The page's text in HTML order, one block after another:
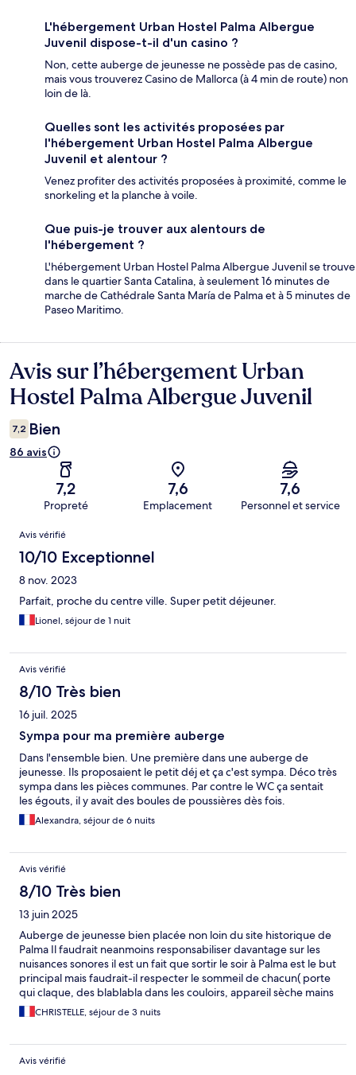
L'hébergement Urban Hostel Palma Albergue
Juvenil dispose-t-il d'un casino ?
Non, cette auberge de jeunesse ne possède pas de casino,
mais vous trouverez Casino de Mallorca (à 4 min de route) non
loin de là.
Quelles sont les activités proposées par
l'hébergement Urban Hostel Palma Albergue
Juvenil et alentour ?
Venez profiter des activités proposées à proximité, comme le
snorkeling et la planche à voile.
Que puis-je trouver aux alentours de
l'hébergement ?
L'hébergement Urban Hostel Palma Albergue Juvenil se trouve
dans le quartier Santa Catalina, à seulement 16 minutes de
marche de Cathédrale Santa María de Palma et à 5 minutes de
Paseo Maritimo.
Avis
Avis sur l’hébergement Urban
Hostel Palma Albergue Juvenil
7,2 Bien
86 avis
7,2
Propreté
7,6
Emplacement
7,6
Personnel et service
Avis
Avis vérifié
10/10 Exceptionnel
8 nov. 2023
Parfait, proche du centre ville. Super petit déjeuner.
Lionel, séjour de 1 nuit
Avis vérifié
8/10 Très bien
16 juil. 2025
Sympa pour ma première auberge
Dans l'ensemble bien. Une première dans une auberge de
jeunesse. Ils proposaient le petit déj et ça c'est sympa. Déco très
sympa dans les pièces communes. Par contre le WC ça sentait
les égouts, il y avait des boules de poussières dès fois.
Alexandra, séjour de 6 nuits
Avis vérifié
8/10 Très bien
13 juin 2025
Auberge de jeunesse bien placée non loin du site historique de
Palma Il faudrait neanmoins responsabiliser davantage sur les
nuisances sonores il est un fait que sortir le soir à Palma est le but
principal mais faudrait-il respecter le sommeil de chacun( porte
qui claque, des blablabla dans les couloirs, appareil sèche mains
en fonctionnement à 3h du matin non!) Le Vivre en communauté
a été choisi en s enregistrant à ce type de logement alors
CHRISTELLE, séjour de 3 nuits
Avis vérifié